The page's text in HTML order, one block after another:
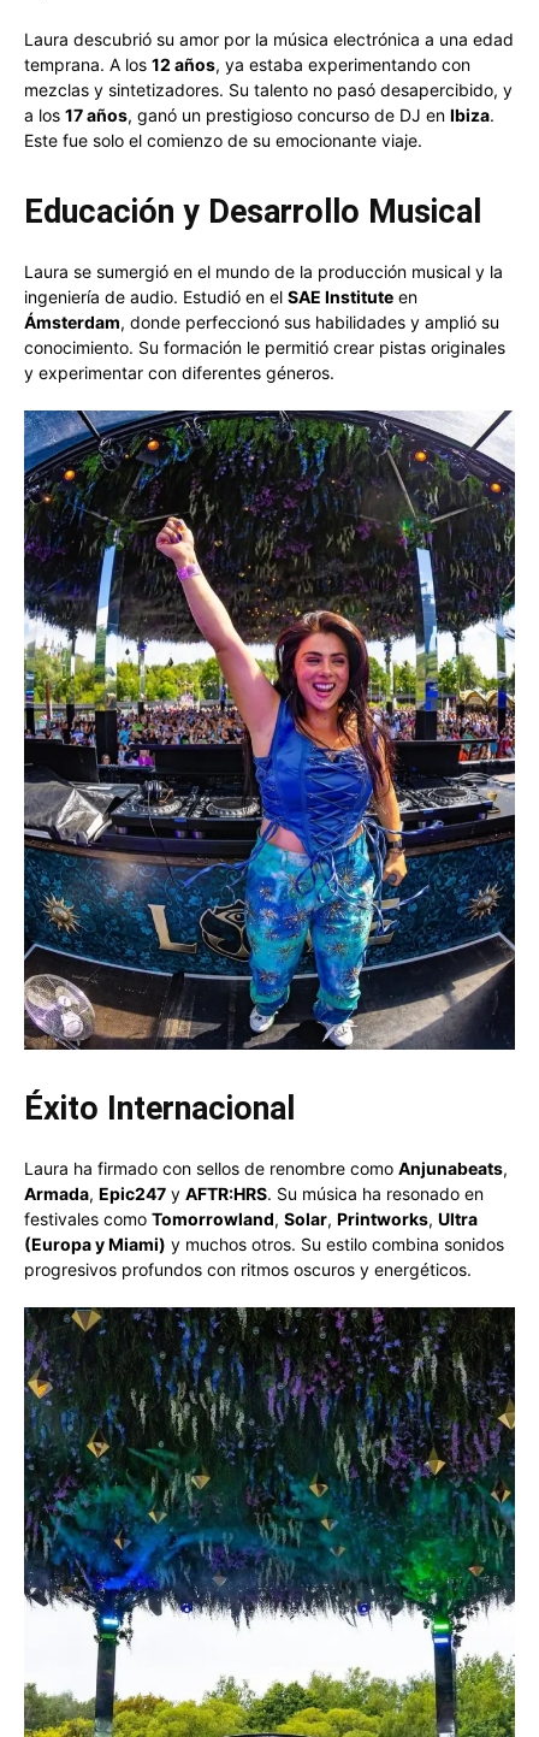
Laura descubrió su amor por la música electrónica a una edad
temprana. A los 12 años, ya estaba experimentando con
mezclas y sintetizadores. Su talento no pasó desapercibido, y
a los 17 años, ganó un prestigioso concurso de DJ en Ibiza.
Este fue solo el comienzo de su emocionante viaje.
Educación y Desarrollo Musical
Laura se sumergió en el mundo de la producción musical y la
ingeniería de audio. Estudió en el SAE Institute en
Ámsterdam, donde perfeccionó sus habilidades y amplió su
conocimiento. Su formación le permitió crear pistas originales
y experimentar con diferentes géneros.
Éxito Internacional
Laura ha firmado con sellos de renombre como Anjunabeats,
Armada, Epic247 y AFTR:HRS. Su música ha resonado en
festivales como Tomorrowland, Solar, Printworks, Ultra
(Europa y Miami) y muchos otros. Su estilo combina sonidos
progresivos profundos con ritmos oscuros y energéticos.